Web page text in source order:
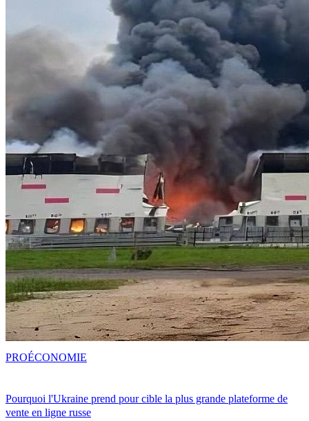
Pourquoi l'Ukraine prend pour cible la plus grande plateforme de
vente en ligne russe
PROÉCONOMIE